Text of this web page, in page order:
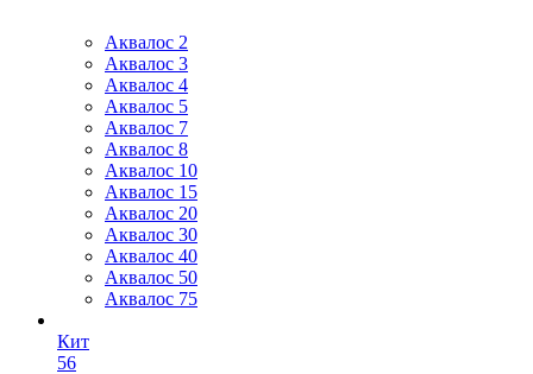
Аквалос 2
Аквалос 3
Аквалос 4
Аквалос 5
Аквалос 7
Аквалос 8
Аквалос 10
Аквалос 15
Аквалос 20
Аквалос 30
Аквалос 40
Аквалос 50
Аквалос 75
Кит
56